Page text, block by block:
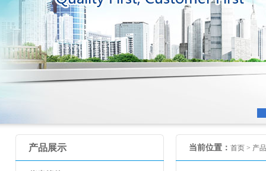
产品展示 当前位置： 首页 > 产